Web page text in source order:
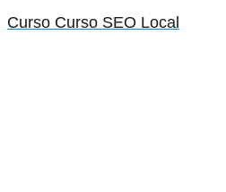
Curso Curso SEO Local